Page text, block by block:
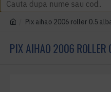
Pix aihao 2006 roller 0.5
PIX AIHAO 2006 ROLLER